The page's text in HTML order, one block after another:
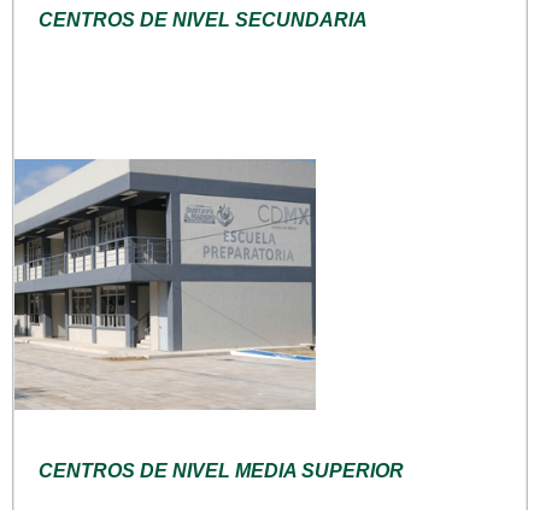
CENTROS DE NIVEL SECUNDARIA
CENTROS DE NIVEL MEDIA SUPERIOR